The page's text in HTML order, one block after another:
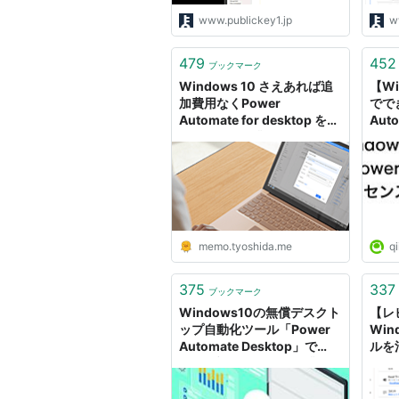
www.publickey1.jp
479 ブックマーク
Windows 10 さえあれば追
加費用なくPower
Automate for desktop を使
可能に - 吉田の備忘録
memo.tyoshida.me
452
【
でで
るこ
Qiita
375 ブックマーク
Windows10の無償デスクト
ップ自動化ツール「Power
Automate Desktop」で
自動化する
337
【
ルを